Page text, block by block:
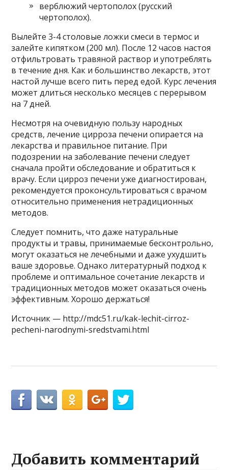
верблюжий чертополох (русский
чертополох).
Вылейте 3-4 столовые ложки смеси в термос и
залейте кипятком (200 мл). После 12 часов настоя
отфильтровать травяной раствор и употреблять
в течение дня. Как и большинство лекарств, этот
настой лучше всего пить перед едой. Курс лечения
может длиться несколько месяцев с перерывом
на 7 дней.
Несмотря на очевидную пользу народных
средств, лечение цирроза печени опирается на
лекарства и правильное питание. При
подозрении на заболевание печени следует
сначала пройти обследование и обратиться к
врачу. Если цирроз печени уже диагностирован,
рекомендуется проконсультироваться с врачом
относительно применения нетрадиционных
методов.
Следует помнить, что даже натуральные
продукты и травы, принимаемые бесконтрольно,
могут оказаться не лечебными и даже ухудшить
ваше здоровье. Однако литературный подход к
проблеме и оптимальное сочетание лекарств и
традиционных методов может оказаться очень
эффективным. Хорошо держаться!
Источник — http://mdc51.ru/kak-lechit-cirroz-
pecheni-narodnymi-sredstvami.html
Добавить комментарий